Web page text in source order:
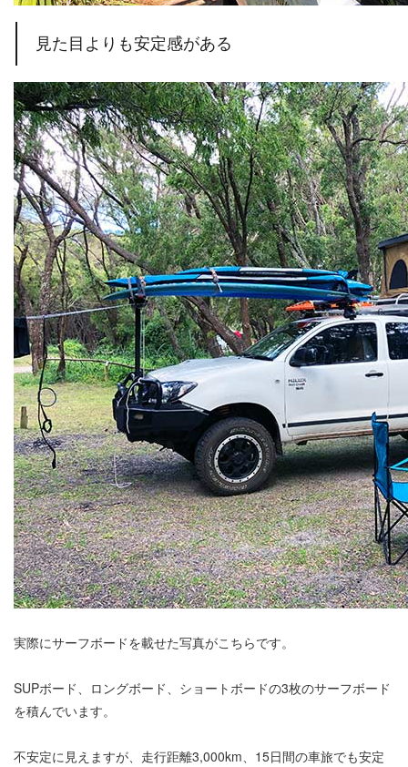
見た目よりも安定感がある
実際にサーフボードを載せた写真がこちらです。
SUPボード、ロングボード、ショートボードの3枚のサーフボード
を積んでいます。
不安定に見えますが、走行距離3,000km、15日間の車旅でも安定